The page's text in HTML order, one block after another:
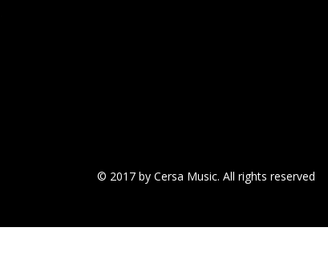
© 2017 by Cersa Music. All rights reserved